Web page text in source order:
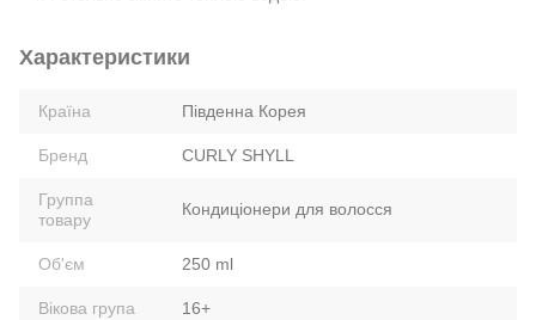
Характеристики
Країна Південна Корея
Бренд CURLY SHYLL
Группа
товару
Кондиціонери для волосся
Об'єм 250 ml
Вікова група 16+